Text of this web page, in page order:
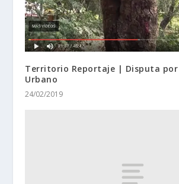
Territorio Reportaje | Disputa por
Urbano
24/02/2019